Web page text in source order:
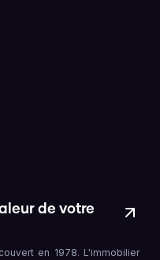
de votre
en 1978. L'immobilier